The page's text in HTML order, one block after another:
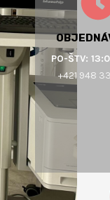
PO-ŠTV:
+421 948